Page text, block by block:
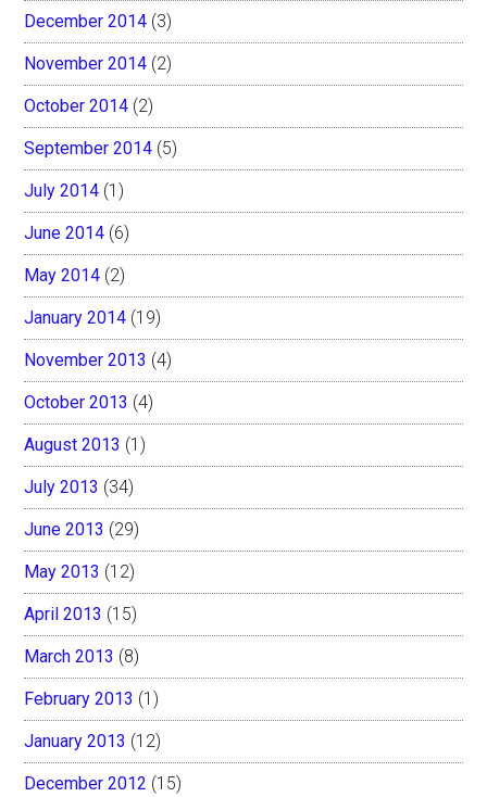
December 2014 (3)
November 2014 (2)
October 2014 (2)
September 2014 (5)
July 2014 (1)
June 2014 (6)
May 2014 (2)
January 2014 (19)
November 2013 (4)
October 2013 (4)
August 2013 (1)
July 2013 (34)
June 2013 (29)
May 2013 (12)
April 2013 (15)
March 2013 (8)
February 2013 (1)
January 2013 (12)
December 2012 (15)